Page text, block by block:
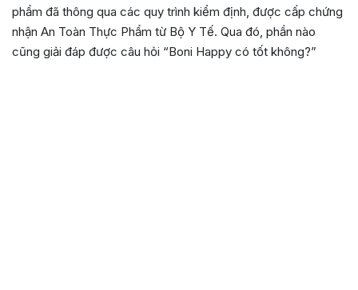
phẩm đã thông qua các quy trình kiểm định, được cấp chứng
nhận An Toàn Thực Phẩm từ Bộ Y Tế. Qua đó, phần nào
cũng giải đáp được câu hỏi “Boni Happy có tốt không?”